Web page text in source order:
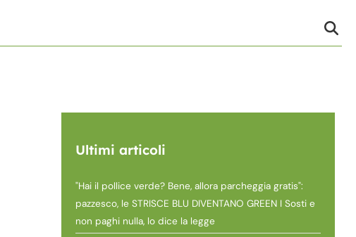
Ultimi articoli
"Hai il pollice verde? Bene, allora parcheggia gratis":
pazzesco, le STRISCE BLU DIVENTANO GREEN I Sosti e
non paghi nulla, lo dice la legge